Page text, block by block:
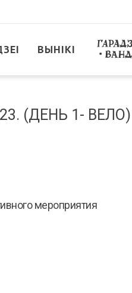
ВЫНІКІ
(ДЕНЬ 1- ВЕЛО)
мероприятия